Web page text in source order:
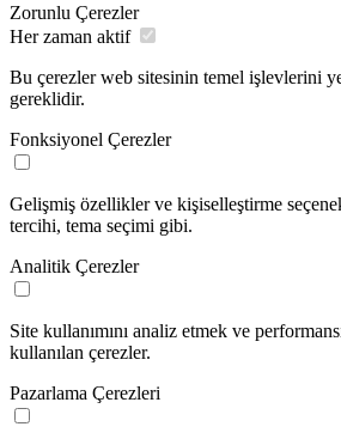
Zorunlu Çerezler
Her zaman aktif
Bu çerezler web sitesinin temel işlevlerini
gereklidir.
Fonksiyonel Çerezler
Gelişmiş özellikler ve kişiselleştirme
tercihi, tema seçimi gibi.
Analitik Çerezler
Site kullanımını analiz etmek ve
kullanılan çerezler.
Pazarlama Çerezleri